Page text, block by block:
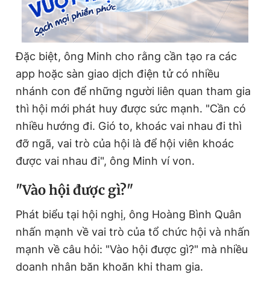
Đặc biệt, ông Minh cho rằng cần tạo ra các
app hoặc sàn giao dịch điện tử có nhiều
nhánh con để những người liên quan tham gia
thì hội mới phát huy được sức mạnh. "Cần có
nhiều hướng đi. Gió to, khoác vai nhau đi thì
đỡ ngã, vai trò của hội là để hội viên khoác
được vai nhau đi", ông Minh ví von.
"Vào hội được gì?"
Phát biểu tại hội nghị, ông Hoàng Bình Quân
nhấn mạnh về vai trò của tổ chức hội và nhấn
mạnh về câu hỏi: "Vào hội được gì?" mà nhiều
doanh nhân băn khoăn khi tham gia.